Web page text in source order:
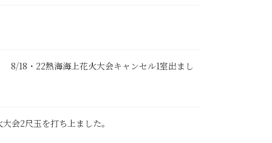
18・22熱海海上花火大会キャンセル1室出まし
会2尺玉を打ち上ました。